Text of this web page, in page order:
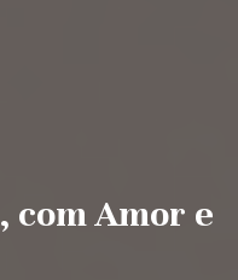
com Amor e